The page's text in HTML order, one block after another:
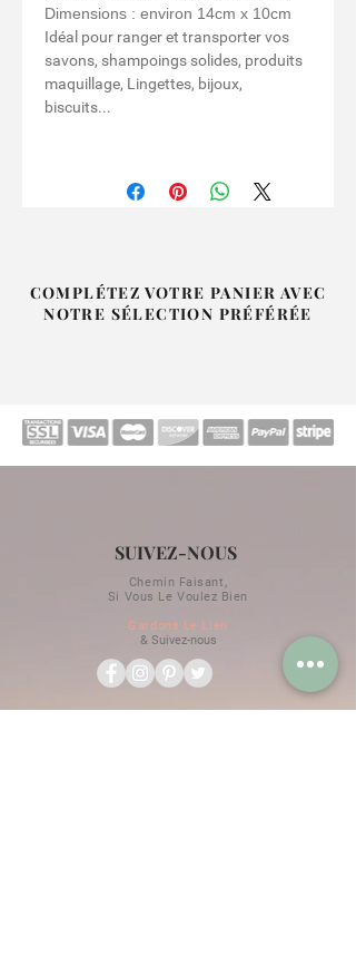
Dimensions : environ 14cm x 10cm
Idéal pour ranger et transporter vos
savons, shampoings solides, produits
maquillage, Lingettes, bijoux,
biscuits...
COMPLÉTEZ VOTRE PANIER AVEC
NOTRE SÉLECTION PRÉFÉRÉE
SUIVEZ-NOUS
Chemin Faisant,
Si Vous Le Voulez Bien
Gardons Le Lien
& Suivez-nous